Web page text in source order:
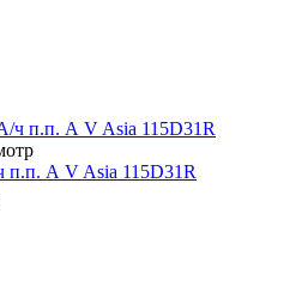
п.п. А V Asia 115D31R